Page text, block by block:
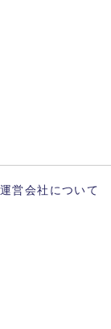
運営会社について